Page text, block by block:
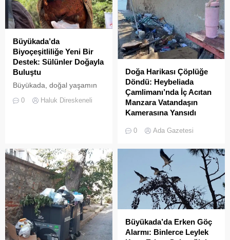
Büyükada’da
Biyoçeşitliliğe Yeni Bir
Destek: Sülünler Doğayla
Buluştu
Büyükada, doğal yaşamın
korunması ve biyolojik
çeşitliliğin
ve Orman Bakanlığı Doğa
Koruma ve Milli Parklar
(DKMP) Genel Müdürlüğü
tarafından Polonezköy
Sülün Üretim İstasyonu’nda
yetiştirilen yüzlerce sülün,
Temmuz 2026’da
Büyükada’nın ormanlık
alanlarında doğal yaşama
0 Haluk Direskeneli
Doğa Harikası Çöplüğe
Döndü: Heybeliada
Çamlimanı’nda İç Acıtan
Manzara Vatandaşın
Kamerasına Yansıdı
Çamlimanı Koyu,
eksikliğinin kurbanı oldu.
Doğal güzelliğiyle bilinen
koyun her köşesinin çöple
dolduğu o anlar, bir
vatandaşın kamerasına
saniye saniye yansıdı.
Yeşille mavinin kucaklaştığı,
İstanbulluların nefes almak
0 Ada Gazetesi
Büyükada’da Erken Göç
Alarmı: Binlerce Leylek